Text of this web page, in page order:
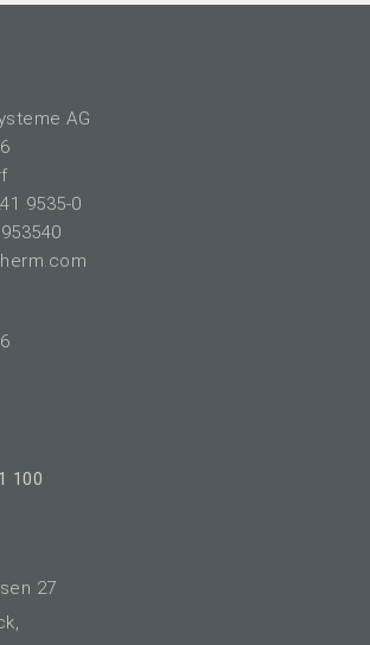
AG
9535-0
100
27